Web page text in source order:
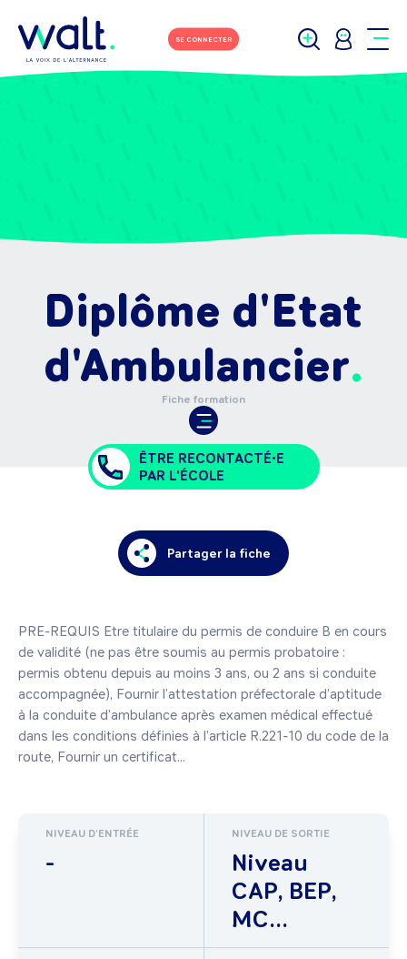
SE CONNECTER
Diplôme d'Etat
d'Ambulancier
Fiche formation
ÊTRE RECONTACTÉ•E
PAR L'ÉCOLE
Partager la fiche
PRE-REQUIS Etre titulaire du permis de conduire B en cours
de validité (ne pas être soumis au permis probatoire :
permis obtenu depuis au moins 3 ans, ou 2 ans si conduite
accompagnée), Fournir l’attestation préfectorale d’aptitude
à la conduite d’ambulance après examen médical effectué
dans les conditions définies à l’article R.221-10 du code de la
route, Fournir un certificat...
NIVEAU D'ENTRÉE
-
NIVEAU DE SORTIE
Niveau
CAP, BEP,
MC...